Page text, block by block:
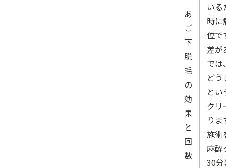
あ
ご
下
脱
毛
の
効
果
と
回
数
い
時に
位で
差が
では
ど
と
ク
りま
施術
麻酔
30